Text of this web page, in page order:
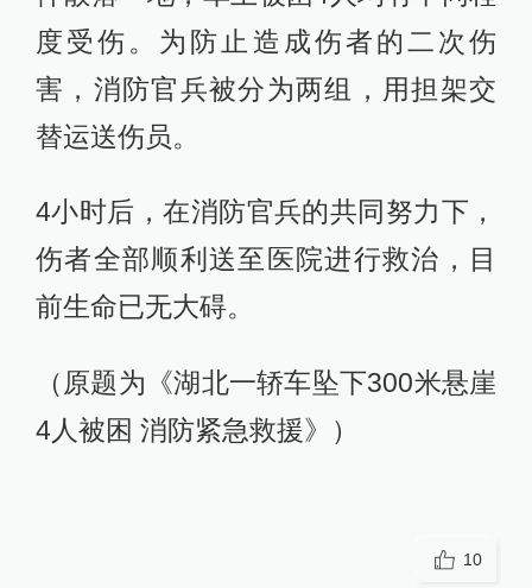
度受伤。为防止造成伤者的二次伤
害，消防官兵被分为两组，用担架交
替运送伤员。
4小时后，在消防官兵的共同努力下，
伤者全部顺利送至医院进行救治，目
前生命已无大碍。
（原题为《湖北一轿车坠下300米悬崖
4人被困 消防紧急救援》）
10